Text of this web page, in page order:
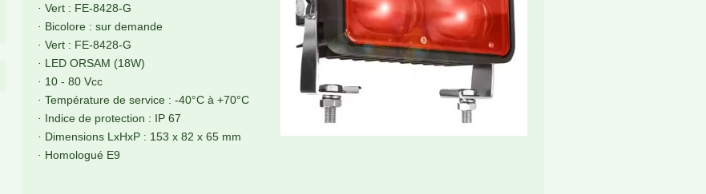
· Vert : FE-8428-G
· Bicolore : sur demande
· Vert : FE-8428-G
· LED ORSAM (18W)
· 10 - 80 Vcc
· Température de service : -40°C à +70°C
· Indice de protection : IP 67
· Dimensions LxHxP : 153 x 82 x 65 mm
· Homologué E9